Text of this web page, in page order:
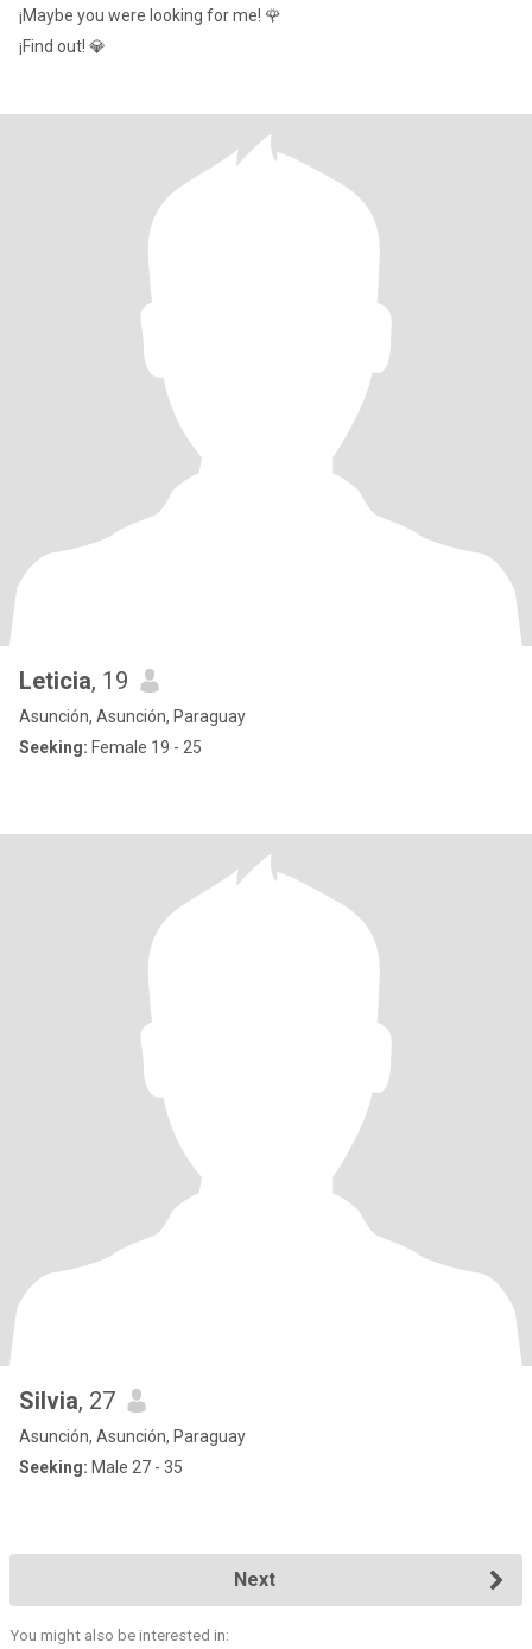
¡Maybe you were looking for me! 🌹
¡Find out! 💎
Leticia, 19
Asunción, Asunción, Paraguay
Seeking: Female 19 - 25
Silvia, 27
Asunción, Asunción, Paraguay
Seeking: Male 27 - 35
Next
You might also be interested in: